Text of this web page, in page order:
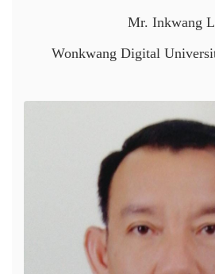
Mr. Inkwang
Wonkwang Digital